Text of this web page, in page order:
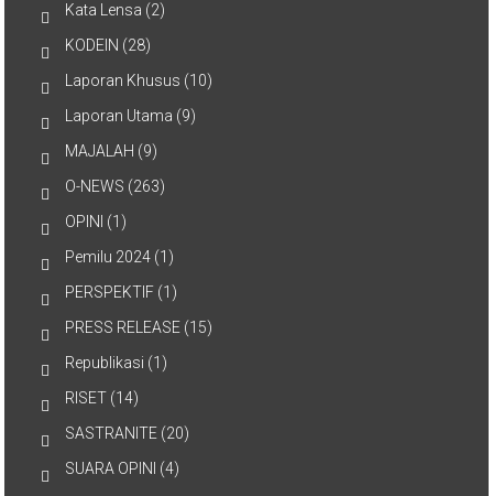
Kata Lensa (2)
KODEIN (28)
Laporan Khusus (10)
Laporan Utama (9)
MAJALAH (9)
O-NEWS (263)
OPINI (1)
Pemilu 2024 (1)
PERSPEKTIF (1)
PRESS RELEASE (15)
Republikasi (1)
RISET (14)
SASTRANITE (20)
SUARA OPINI (4)